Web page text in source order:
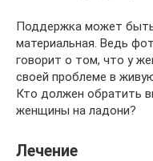
Поддержка может
материальная. Ведь
говорит о том, что у
своей проблеме в живую
Кто должен обратить
женщины на ладони?
Лечение